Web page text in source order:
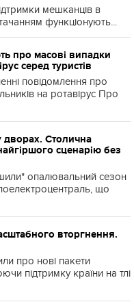
мешканців в
функціонують...
про масові випадки
серед туристів
повідомлення про
на ротавірус Про
дворах. Столична
сценарію без
опалювальний сезон
що
вторгнення.
про нові пакети
підтримку країни на тлі